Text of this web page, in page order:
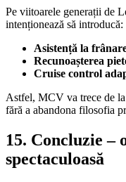
Pe viitoarele generații de
intenționează să introducă:
Asistență la
Recunoașterea
Cruise control
Astfel, MCV va trece de
fără a abandona filosofia
15. Concluzie –
spectaculoasă